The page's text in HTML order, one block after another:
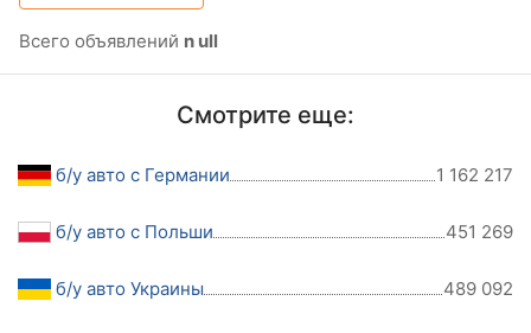
Всего объявлений n ull
Смотрите еще:
б/у авто с Германии 1 162 217
б/у авто с Польши 451 269
б/у авто Украины 489 092